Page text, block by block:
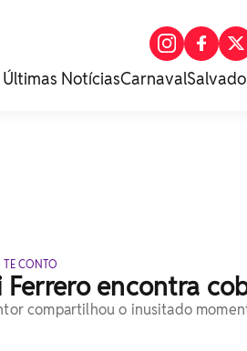
Últimas NotíciasCarnaval
TE CONTO
Ferrero encontra
compartilhou o inusitado